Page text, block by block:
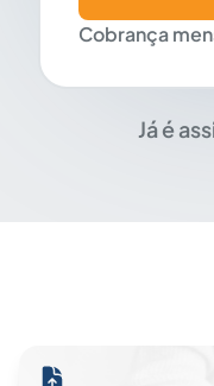
Cobrança
Já é